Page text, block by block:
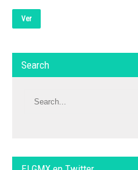
Ver
Search